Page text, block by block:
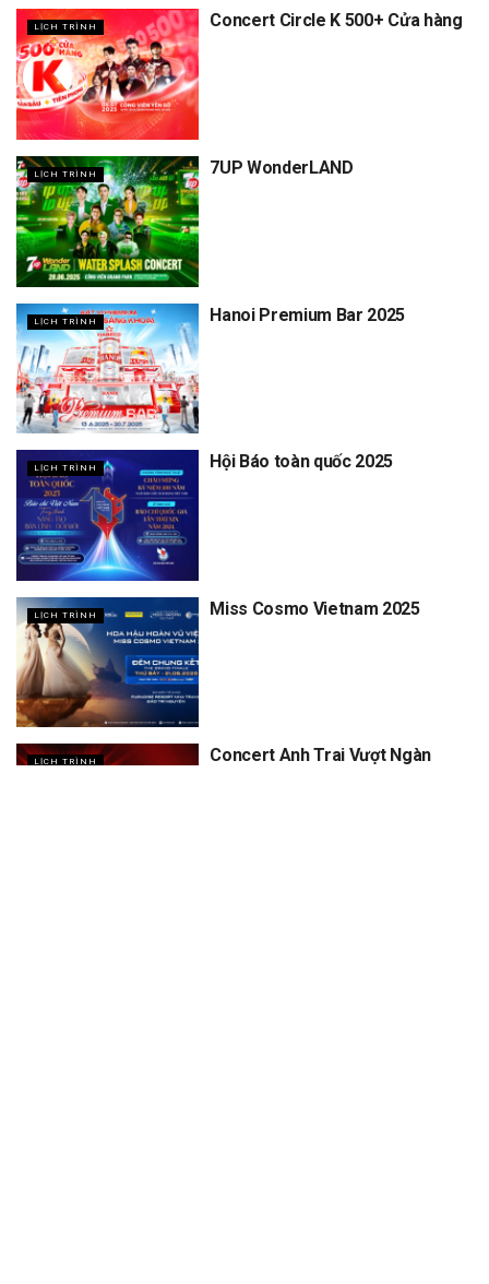
LỊCH TRÌNH Concert Circle K 500+ Cửa hàng
LỊCH TRÌNH 7UP WonderLAND
LỊCH TRÌNH Hanoi Premium Bar 2025
LỊCH TRÌNH Hội Báo toàn quốc 2025
LỊCH TRÌNH Miss Cosmo Vietnam 2025
LỊCH TRÌNH
Concert Anh Trai Vượt Ngàn